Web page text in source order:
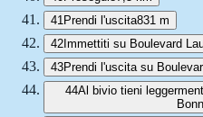
41 Prendi l'uscita831 m
42Immettiti su Boulevard
43Prendi l'uscita su
44Al bivio tieni